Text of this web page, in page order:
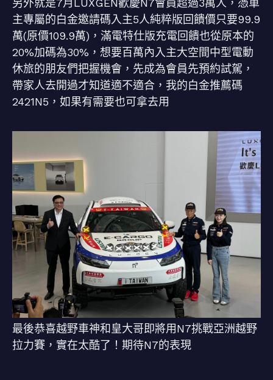
另外就是7月LUXGEN歡慶N7會員超過3萬人，憑車
主專屬的白金邀請碼入主5人純粹版回饋價只要99.9
萬(原價109.9萬)，滿電特仕版充電回饋也從原本的
20%加碼為30%，想要百萬內入主大空間中型電動
休旅的朋友們把握機會，先成為會員先預約試駕，
帶家人去開過才知道適不適合，我的白金推薦碼
2421N5，如果有需要也可拿去用
最後恭喜越野車神和皇大哥即將用N7挑戰亞洲越野
拉力賽，實在太酷了！期待N7的表現